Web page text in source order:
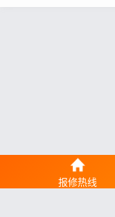
报修热线